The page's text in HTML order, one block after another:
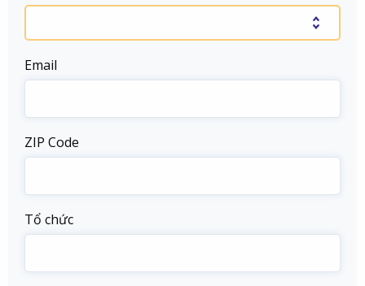
Email
ZIP Code
Tổ chức